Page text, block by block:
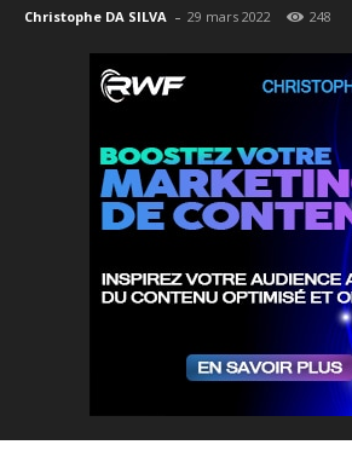
Christophe DA SILVA - 29 mars 2022 248